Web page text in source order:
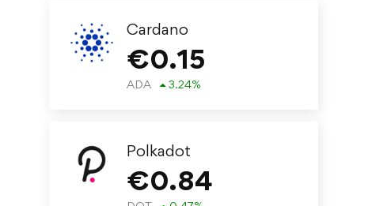
Cardano
€0.15
ADA 3.24%
Polkadot
€0.84